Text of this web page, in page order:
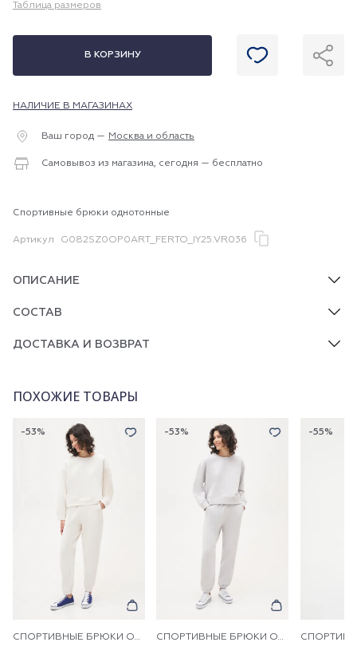
Таблица размеров
В КОРЗИНУ
НАЛИЧИЕ В МАГАЗИНАХ
Ваш город — Москва и область
Самовывоз из магазина, сегодня — бесплатно
Спортивные брюки однотонные
Артикул G082SZ0OP0ART_FERTO_IY25.VR036
ОПИСАНИЕ
СОСТАВ
ДОСТАВКА И ВОЗВРАТ
ПОХОЖИЕ ТОВАРЫ
-53%
СПОРТИВНЫЕ БРЮКИ ОДНОТОННЫЕ
-53%
СПОРТИВНЫЕ БРЮКИ ОДНОТОННЫЕ
-55%